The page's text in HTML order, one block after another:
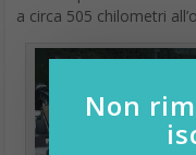
Sconti da utilizzare per
Sconti sui servizi di
Crediti spendibili in
Non